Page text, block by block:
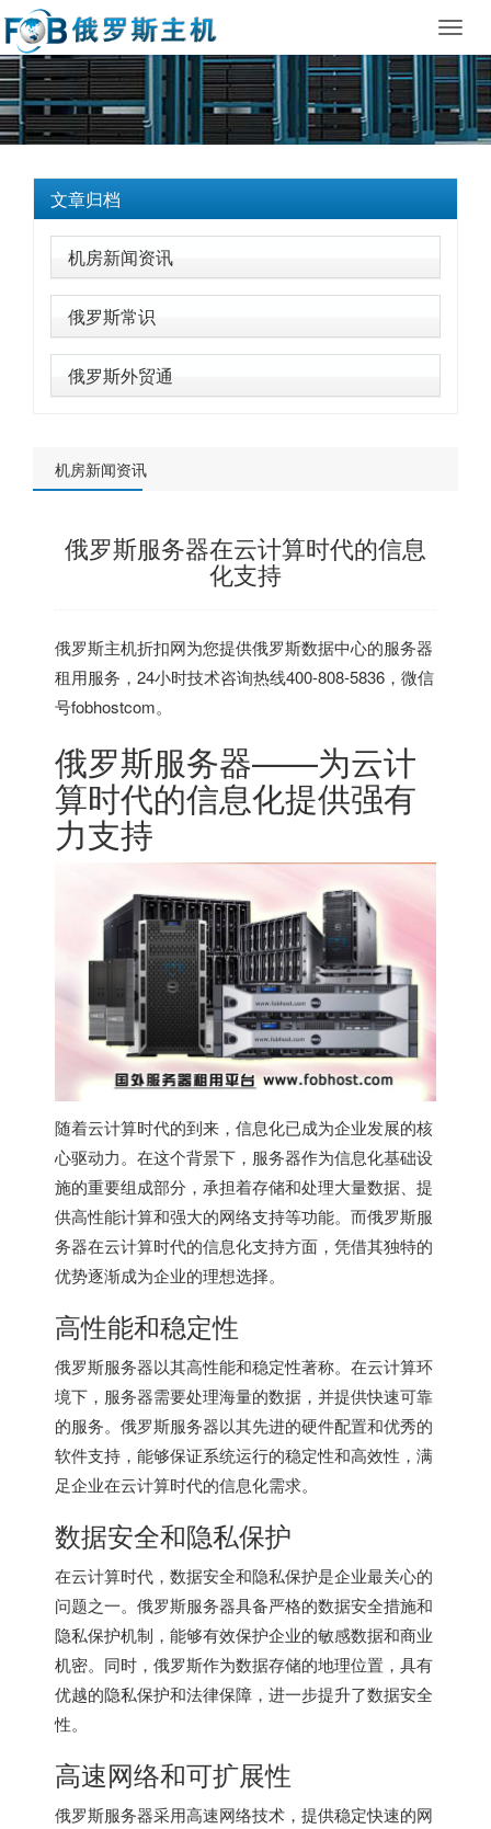
文章归档
机房新闻资讯
俄罗斯常识
俄罗斯外贸通
机房新闻资讯
俄罗斯服务器在云计算时代的信息
化支持
俄罗斯主机折扣网为您提供俄罗斯数据中心的服务器
租用服务，24小时技术咨询热线400-808-5836，微信
号fobhostcom。
俄罗斯服务器——为云计
算时代的信息化提供强有
力支持
随着云计算时代的到来，信息化已成为企业发展的核
心驱动力。在这个背景下，服务器作为信息化基础设
施的重要组成部分，承担着存储和处理大量数据、提
供高性能计算和强大的网络支持等功能。而俄罗斯服
务器在云计算时代的信息化支持方面，凭借其独特的
优势逐渐成为企业的理想选择。
高性能和稳定性
俄罗斯服务器以其高性能和稳定性著称。在云计算环
境下，服务器需要处理海量的数据，并提供快速可靠
的服务。 俄罗斯服务器以其先进的硬件配置和优秀的
软件支持，能够保证系统运行的稳定性和高效性，满
足企业在云计算时代的信息化需求。
数据安全和隐私保护
在云计算时代，数据安全和隐私保护是企业最关心的
问题之一。 俄罗斯服务器具备严格的数据安全措施和
隐私保护机制，能够有效保护企业的敏感数据和商业
机密。同时，俄罗斯作为数据存储的地理位置，具有
优越的隐私保护和法律保障，进一步提升了数据安全
性。
高速网络和可扩展性
俄罗斯服务器采用高速网络技术，提供稳定快速的网